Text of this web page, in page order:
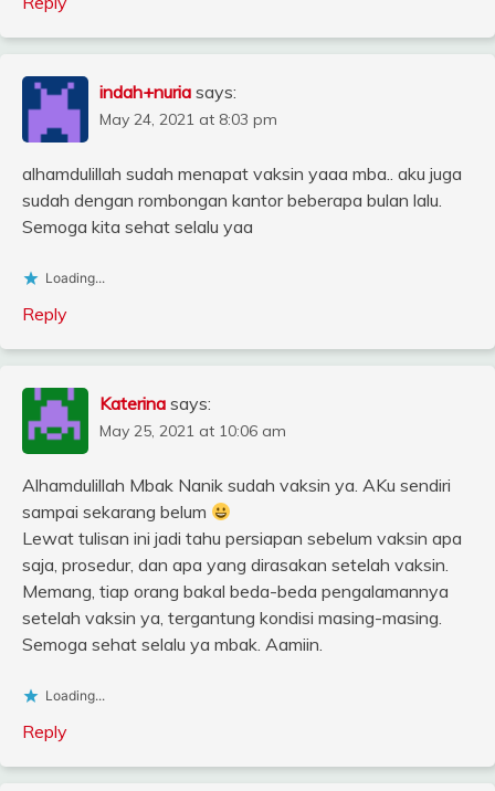
indah+nuria says:
May 24, 2021 at 8:03 pm
alhamdulillah sudah menapat vaksin yaaa mba.. aku juga
sudah dengan rombongan kantor beberapa bulan lalu.
Semoga kita sehat selalu yaa
Loading...
Reply
Katerina says:
May 25, 2021 at 10:06 am
Alhamdulillah Mbak Nanik sudah vaksin ya. AKu sendiri
sampai sekarang belum
Lewat tulisan ini jadi tahu persiapan sebelum vaksin apa
saja, prosedur, dan apa yang dirasakan setelah vaksin.
Memang, tiap orang bakal beda-beda pengalamannya
setelah vaksin ya, tergantung kondisi masing-masing.
Semoga sehat selalu ya mbak. Aamiin.
Loading...
Reply